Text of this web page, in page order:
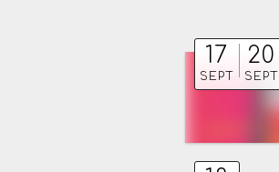
17
SEPT
20
SEPT